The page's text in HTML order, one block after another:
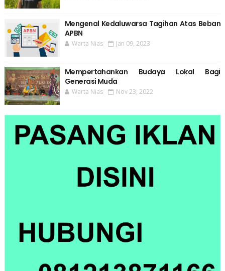
Mengenal Kedaluwarsa Tagihan Atas Beban
APBN
Warta Nias Jan 09, 2023
Mempertahankan Budaya Lokal Bagi
Generasi Muda
Warta Nias Nov 23, 2022